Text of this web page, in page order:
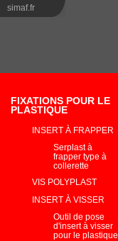
simaf.fr
FIXATIONS POUR LE
PLASTIQUE
INSERT À FRAPPER
Serplast à
frapper type à
collerette
VIS POLYPLAST
INSERT À VISSER
Outil de pose
d'insert à visser
pour le plastique